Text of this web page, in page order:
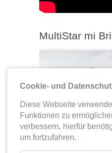
MultiStar mi
Cookie- und
Diese Webseite
Funktionen zu
verbessern, hierfür
um fortzufahren.